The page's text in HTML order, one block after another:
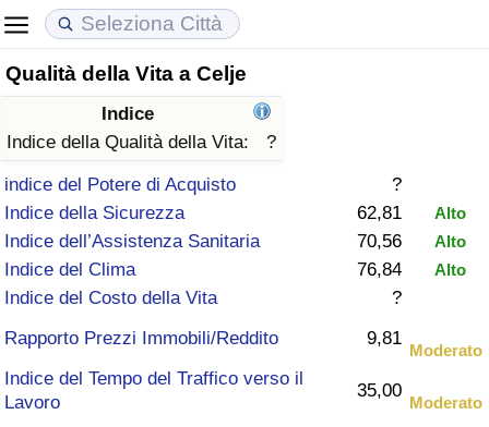
Qualità della Vita a Celje
Indice
Indice della Qualità della Vita:
?
indice del Potere di Acquisto
?
Indice della Sicurezza
62,81 Alto
Indice dell’Assistenza Sanitaria 70,56 Alto
Indice del Clima 76,84 Alto
Indice del Costo della Vita
?
Rapporto Prezzi Immobili/Reddito
9,81
Moderato
Indice del Tempo del Traffico verso il
Lavoro
35,00
Moderato
Costo della vita
Indice Del Costo Della Vita (corrente)
Indice Del Costo Della Vita
Indice del Costo della Vita per Nazione
ad Aqaba
Prezzi degli immobili
Indice del Prezzo delle Case (Corrente)
Indice del Prezzo delle Case
Indice del Prezzo delle Case per Nazione
Qualità della Vita
Indice della Qualità della Vita
Indice della Qualità della Vita (Corrente)
Indice della qualità della vita per Paese
Criminalità
Indice della Criminalità